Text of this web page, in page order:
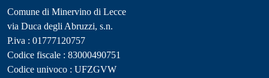
Comune di Minervino di Lecce
via Duca degli Abruzzi, s.n.
P.iva : 01777120757
Codice fiscale : 83000490751
Codice univoco : UFZGVW